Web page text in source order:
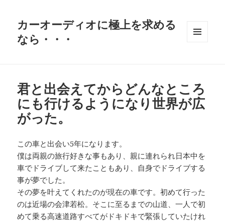
カーオーディオに極上を求める
なら・・・
君と出会えてからどんなところ
にも行けるようになり世界が広
がった。
この車と出会い5年になります。
僕は両親の旅行好きな事もあり、親に連れられ日本中を
車でドライブして来たこともあり、自身でドライブする
事が夢でした。
その夢を叶えてくれたのが現在の車です。初めて行った
のは近場の会津若松。そこに至るまでの山道、一人で初
めて乗る高速道路すべてがドキドキで緊張していたけれ